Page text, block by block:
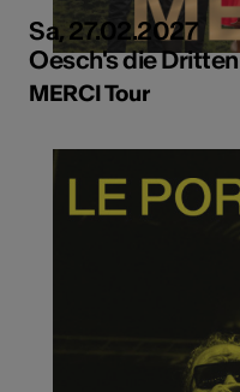
Sa, 27.02.2027
Oesch's die Dritten
MERCI Tour